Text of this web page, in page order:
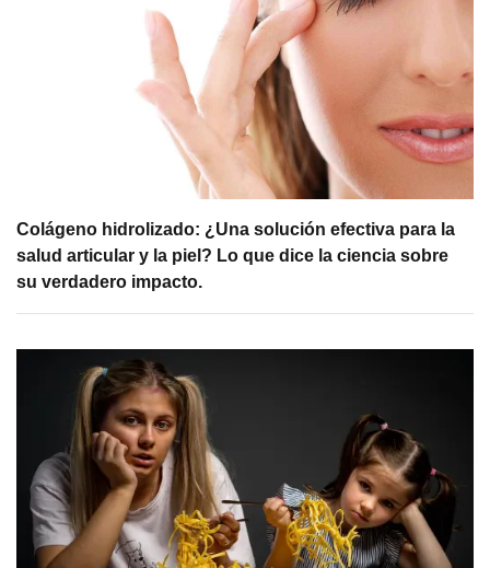
Colágeno hidrolizado: ¿Una solución efectiva para la
salud articular y la piel? Lo que dice la ciencia sobre
su verdadero impacto.